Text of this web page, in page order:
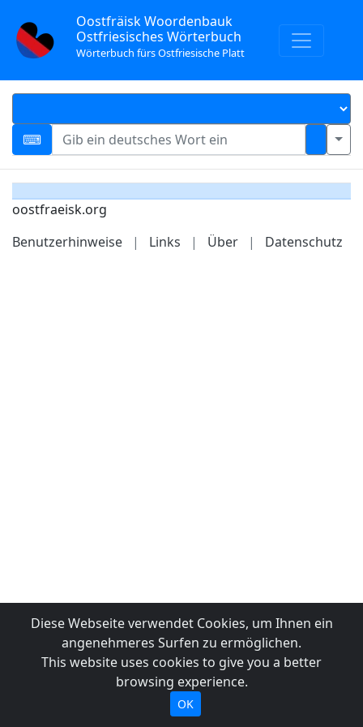
Oostfräisk Woordenbauk
Ostfriesisches Wörterbuch
Wörterbuch fürs Ostfriesische Platt
oostfraeisk.org
Benutzerhinweise
| Links | Über | Datenschutz
Diese Webseite verwendet Cookies, um Ihnen ein
angenehmeres Surfen zu ermöglichen.
This website uses cookies to give you a better
browsing experience.
OK